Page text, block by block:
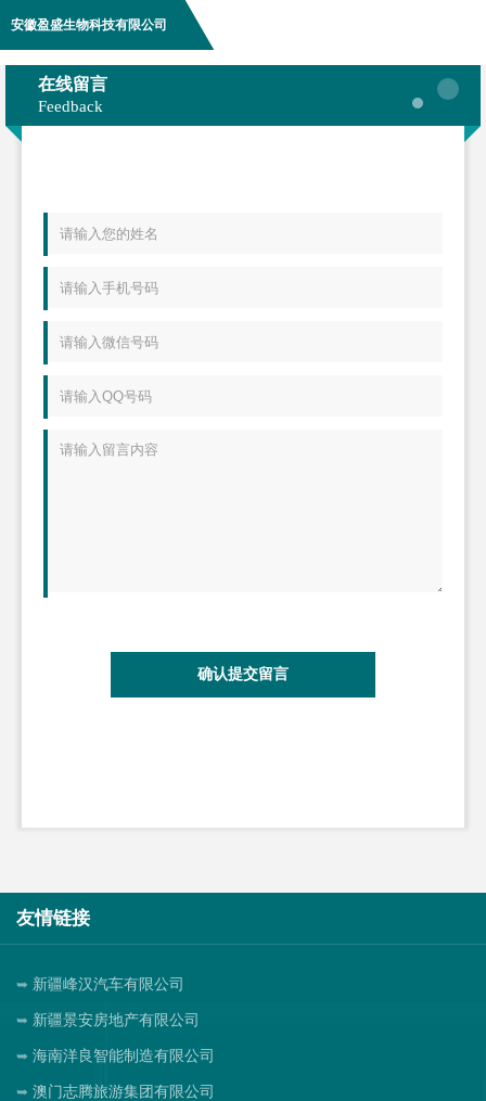
安徽盈盛生物科技有限公司
在线留言
Feedback
确认提交留言
友情链接
新疆峰汉汽车有限公司
新疆景安房地产有限公司
海南洋良智能制造有限公司
澳门志腾旅游集团有限公司